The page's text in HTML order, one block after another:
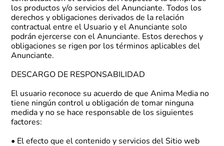
los productos y/o servicios del Anunciante. Todos los
derechos y obligaciones derivados de la relación
contractual entre el Usuario y el Anunciante solo
podrán ejercerse con el Anunciante. Estos derechos y
obligaciones se rigen por los términos aplicables del
Anunciante.
DESCARGO DE RESPONSABILIDAD
El usuario reconoce su acuerdo de que Anima Media no
tiene ningún control u obligación de tomar ninguna
medida y no se hace responsable de los siguientes
factores:
• El efecto que el contenido y servicios del Sitio web